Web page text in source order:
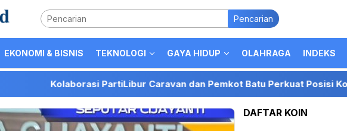
Pencarian
EKONOMI & BISNIS TEKNOLOGI GAYA HIDUP OLAHRAGA INDEKS
Kolaborasi PartiLibur Caravan dan Pemkot Batu Perkuat Posisi Kota Batu
DAFTAR KOIN